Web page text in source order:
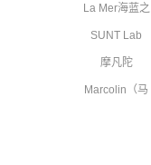
简介
La Mer海蓝之
SUNT Lab
(SUN'T集团旗
下童装)全新
副线品牌资料
摩凡陀
MOVADO品
Marcolin（马